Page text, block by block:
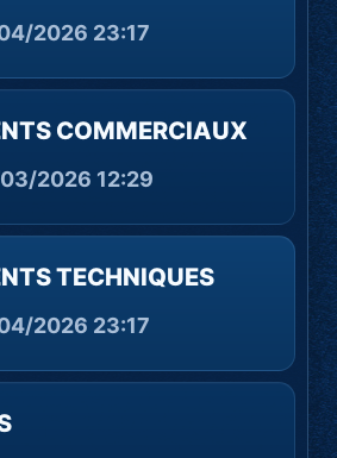
2026 23:17
COMMERCIAUX
2026 12:29
TECHNIQUES
2026 23:17